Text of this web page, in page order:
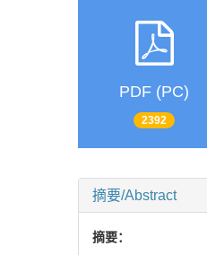
PDF (PC)
2392
摘要/Abstract
摘要：